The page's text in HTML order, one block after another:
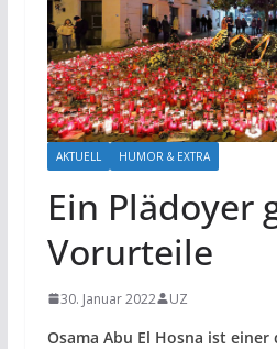
AKTUELL HUMOR & EXTRA
Ein Plädoyer
Vorurteile
30. Januar 2022 UZ
Osama Abu El Hosna ist